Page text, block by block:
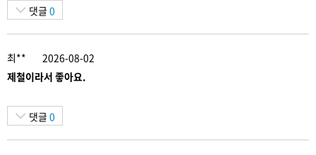
댓글 0
최**
2026-08-02
제철이라서 좋아요.
댓글 0